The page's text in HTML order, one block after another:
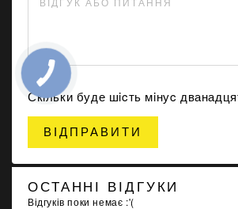
Скільки буде шicть мiнуc
ВІДПРАВИТИ
ОСТАННІ ВІДГУКИ
Відгуків поки немає :'(